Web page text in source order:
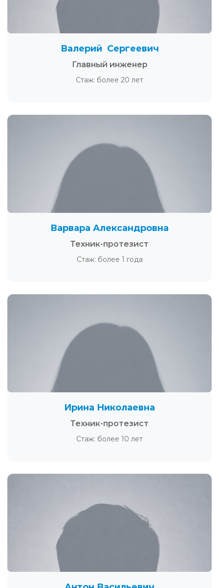
Валерий Сергеевич
Главный инженер
Стаж: более 20 лет
Варвара Александровна
Техник-протезист
Стаж: более 1 года
Ирина Николаевна
Техник-протезист
Стаж: более 10 лет